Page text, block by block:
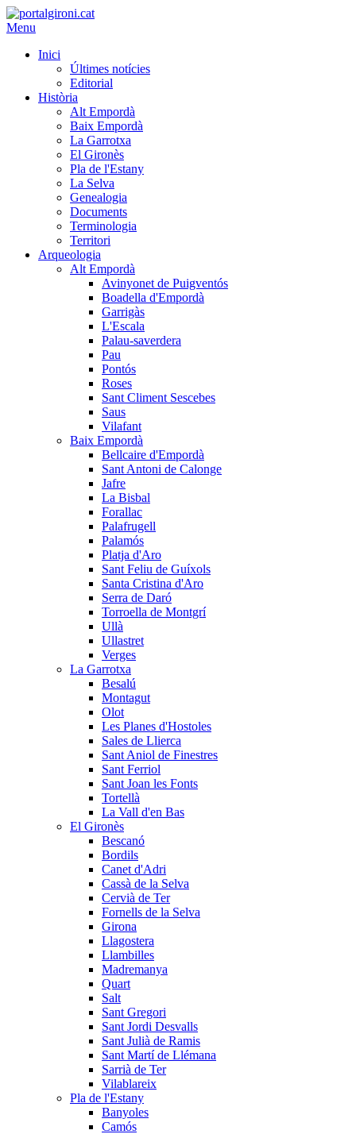
Menu
Inici
Últimes notícies
Editorial
Història
Alt Empordà
Baix Empordà
La Garrotxa
El Gironès
Pla de l'Estany
La Selva
Genealogia
Documents
Terminologia
Territori
Arqueologia
Alt Empordà
Avinyonet de Puigventós
Boadella d'Empordà
Garrigàs
L'Escala
Palau-saverdera
Pau
Pontós
Roses
Sant Climent Sescebes
Saus
Vilafant
Baix Empordà
Bellcaire d'Empordà
Sant Antoni de Calonge
Jafre
La Bisbal
Forallac
Palafrugell
Palamós
Platja d'Aro
Sant Feliu de Guíxols
Santa Cristina d'Aro
Serra de Daró
Torroella de Montgrí
Ullà
Ullastret
Verges
La Garrotxa
Besalú
Montagut
Olot
Les Planes d'Hostoles
Sales de Llierca
Sant Aniol de Finestres
Sant Ferriol
Sant Joan les Fonts
Tortellà
La Vall d'en Bas
El Gironès
Bescanó
Bordils
Canet d'Adri
Cassà de la Selva
Cervià de Ter
Fornells de la Selva
Girona
Llagostera
Llambilles
Madremanya
Quart
Salt
Sant Gregori
Sant Jordi Desvalls
Sant Julià de Ramis
Sant Martí de Llémana
Sarrià de Ter
Vilablareix
Pla de l'Estany
Banyoles
Camós